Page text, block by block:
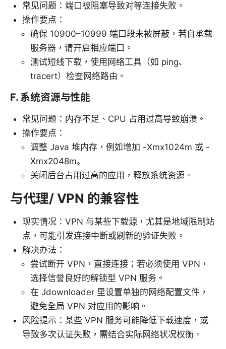
常见问题：端口被阻塞导致对等连接失败。
操作要点：
确保 10900–10999 端口段未被屏蔽，若自承载
服务器，请开启相应端口。
测试短线下载，使用网络工具（如 ping、
tracert）检查网络路由。
F. 系统资源与性能
常见问题：内存不足、CPU 占用过高导致崩溃。
操作要点：
调整 Java 堆内存，例如增加 -Xmx1024m 或 -
Xmx2048m。
关闭后台占用过高的应用，释放系统资源。
与代理/ VPN 的兼容性
现实情况：VPN 与某些下载源，尤其是地域限制站
点，可能引发连接中断或刷新的验证失败。
解决办法：
尝试断开 VPN，直接连接；若必须使用 VPN，
选择信誉良好的解锁型 VPN 服务。
在 Jdownloader 里设置单独的网络配置文件，
避免全局 VPN 对应用的影响。
风险提示：某些 VPN 服务可能降低下载速度，或
导致多次认证失败，需结合实际网络状况权衡。